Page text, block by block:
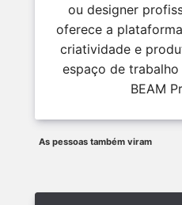
ou designer
oferece a
criatividade e
espaço de
BEAM
As pessoas também viram